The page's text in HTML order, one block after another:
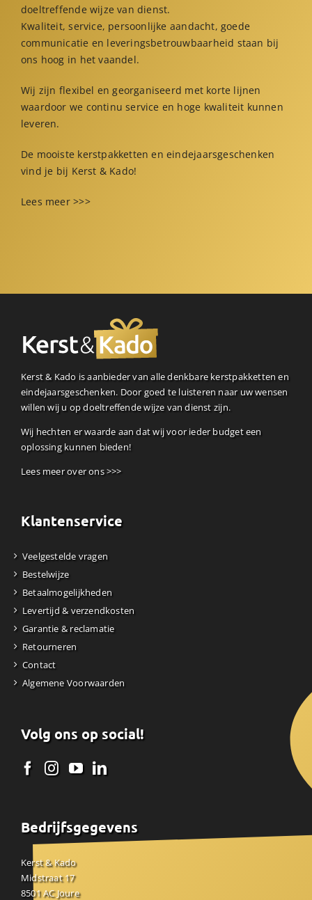
doeltreffende wijze van dienst.
Kwaliteit, service, persoonlijke aandacht, goede
communicatie en leveringsbetrouwbaarheid staan bij
ons hoog in het vaandel.
Wij zijn flexibel en georganiseerd met korte lijnen
waardoor we continu service en hoge kwaliteit kunnen
leveren.
De mooiste kerstpakketten en eindejaarsgeschenken
vind je bij Kerst & Kado!
Lees meer >>>
Kerst & Kado is aanbieder van alle denkbare kerstpakketten en
eindejaarsgeschenken. Door goed te luisteren naar uw wensen
willen wij u op doeltreffende wijze van dienst zijn.
Wij hechten er waarde aan dat wij voor ieder budget een
oplossing kunnen bieden!
Lees meer over ons >>>
Klantenservice
Veelgestelde vragen
Bestelwijze
Betaalmogelijkheden
Levertijd & verzendkosten
Garantie & reclamatie
Retourneren
Contact
Algemene Voorwaarden
Volg ons op social!
Bedrijfsgegevens
Kerst & Kado
Midstraat 17
8501 AC Joure